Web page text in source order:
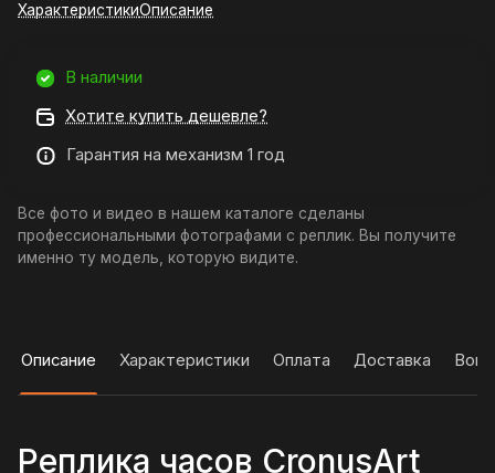
ХарактеристикиОписание
В наличии
Хотите купить дешевле?
Гарантия на механизм 1 год
Все фото и видео в нашем каталоге сделаны
профессиональными фотографами с реплик. Вы получите
именно ту модель, которую видите.
Описание Характеристики Оплата Доставка
Реплика часов CronusArt